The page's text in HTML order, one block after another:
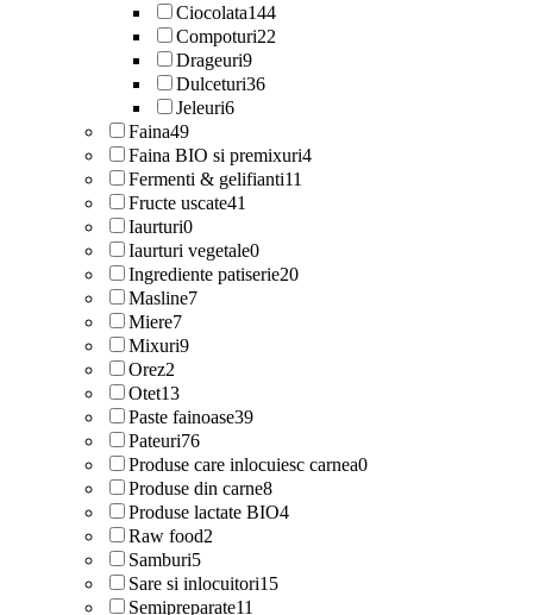
Ciocolata144
Compoturi22
Drageuri9
Dulceturi36
Jeleuri6
Faina49
Faina BIO si premixuri4
Fermenti & gelifianti11
Fructe uscate41
Iaurturi0
Iaurturi vegetale0
Ingrediente patiserie20
Masline7
Miere7
Mixuri9
Orez2
Otet13
Paste fainoase39
Pateuri76
Produse care inlocuiesc carnea0
Produse din carne8
Produse lactate BIO4
Raw food2
Samburi5
Sare si inlocuitori15
Semipreparate11